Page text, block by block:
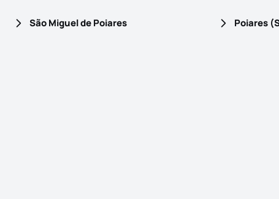
São Miguel de Poiares Poiares